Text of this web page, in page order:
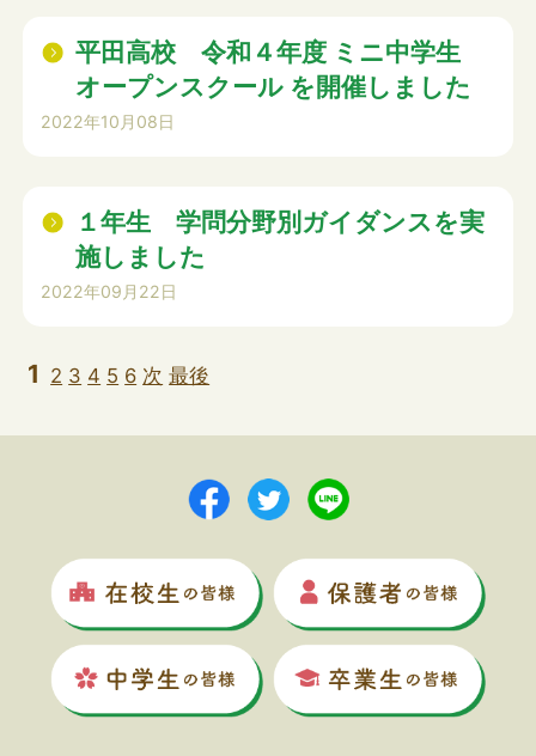
平田高校 令和４年度 ミニ中学生
オープンスクール を開催しました
2022年10月08日
１年生 学問分野別ガイダンスを実
施しました
2022年09月22日
1 2 3 4 5 6 次 最後